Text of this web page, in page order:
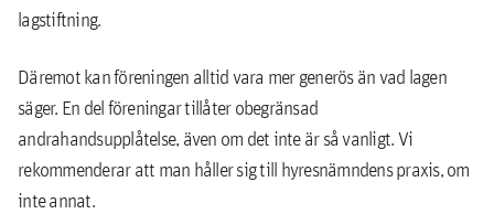
lagstiftning.
Däremot kan föreningen alltid vara mer generös än vad lagen
säger. En del föreningar tillåter obegränsad
andrahandsupplåtelse, även om det inte är så vanligt. Vi
rekommenderar att man håller sig till hyresnämndens praxis, om
inte annat.